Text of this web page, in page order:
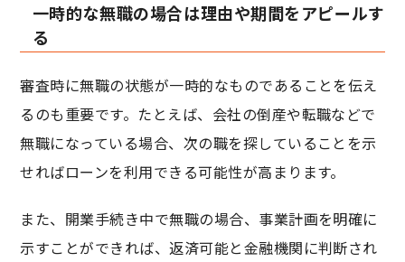
一時的な無職の場合は理由や期間をアピールす
る
審査時に無職の状態が一時的なものであることを伝え
るのも重要です。たとえば、会社の倒産や転職などで
無職になっている場合、次の職を探していることを示
せればローンを利用できる可能性が高まります。
また、開業手続き中で無職の場合、事業計画を明確に
示すことができれば、返済可能と金融機関に判断され